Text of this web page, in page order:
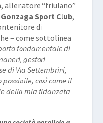
, allenatore “friulano”
Gonzaga Sport Club,
di
– come sottolinea
fondamentale di
gestori
di Via Settembrini,
possibile, così come il
della mia fidanzata